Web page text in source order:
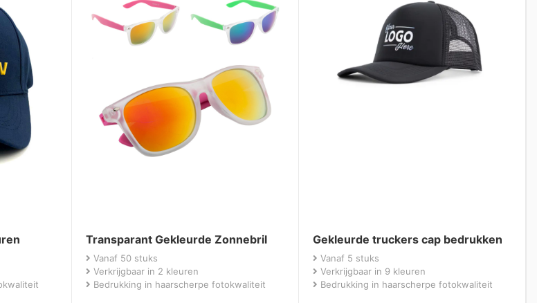
Transparant Gekleurde Zonnebril
Vanaf 50 stuks
Verkrijgbaar in 2 kleuren
Bedrukking in haarscherpe fotokwaliteit
Gekleurde truckers cap bedrukken
Vanaf 5 stuks
Verkrijgbaar in 9 kleuren
Bedrukking in haarscherpe fotokwaliteit